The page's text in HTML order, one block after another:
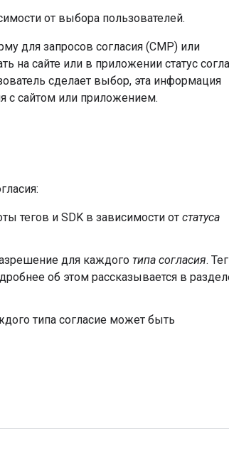
от выбора пользователей.
для запросов согласия (CMP) или
на сайте или в приложении статус
сделает выбор, эта информация
с сайтом или приложением.
тегов и SDK в зависимости от статуса
для каждого типа согласия.
об этом рассказывается в
типа согласие может быть